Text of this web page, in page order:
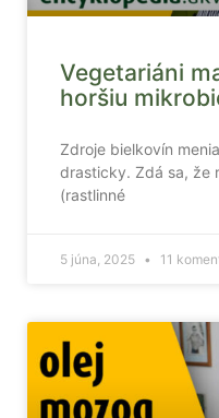
Vegetariáni
horšiu
Zdroje bielkovín
drasticky. Zdá sa, že
(rastlinné
5 júna, 2025 11